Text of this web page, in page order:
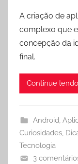
A criação de
complexo que
concepção da
final.
Continue lendo
Android,
Curiosidades,
Tecnologia
3